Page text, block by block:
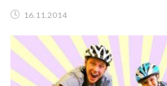
16.11.2014